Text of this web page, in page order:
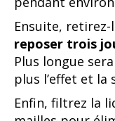
Ensuite,
reposer trois
Plus longue
plus l’effet et la
Enfin, filtrez la